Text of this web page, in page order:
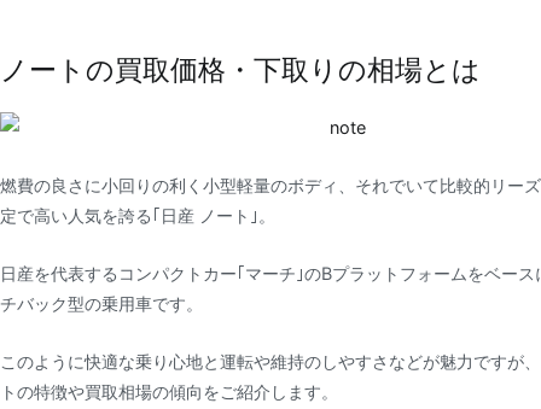
ノートの買取価格・下取りの相場とは
燃費の良さに小回りの利く小型軽量のボディ、それでいて比較的リー
定で高い人気を誇る｢日産 ノート｣。
日産を代表するコンパクトカー｢マーチ｣のBプラットフォームをベー
チバック型の乗用車です。
このように快適な乗り心地と運転や維持のしやすさなどが魅力ですが
トの特徴や買取相場の傾向をご紹介します。